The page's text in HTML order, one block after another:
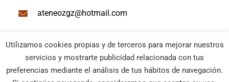
ateneozgz@hotmail.com
© Ateneo de Zaragoza | Todos los derechos reservados |
Utilizamos cookies propias y de terceros para mejorar nuestros
servicios y mostrarte publicidad relacionada con tus
preferencias mediante el análisis de tus hábitos de navegación.